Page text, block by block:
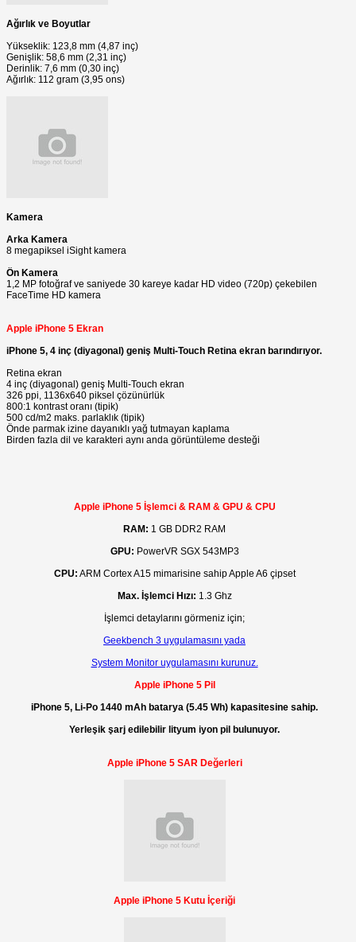
Ağırlık ve Boyutlar
Yükseklik: 123,8 mm (4,87 inç)
Genişlik: 58,6 mm (2,31 inç)
Derinlik: 7,6 mm (0,30 inç)
Ağırlık: 112 gram (3,95 ons)
Kamera
Arka Kamera
8 megapiksel iSight kamera
Ön Kamera
1,2 MP fotoğraf ve saniyede 30 kareye kadar HD video (720p) çekebilen
FaceTime HD kamera
Apple iPhone 5 Ekran
iPhone 5, 4 inç (diyagonal) geniş Multi-Touch Retina ekran barındırıyor.
Retina ekran
4 inç (diyagonal) geniş Multi-Touch ekran
326 ppi, 1136x640 piksel çözünürlük
800:1 kontrast oranı (tipik)
500 cd/m2 maks. parlaklık (tipik)
Önde parmak izine dayanıklı yağ tutmayan kaplama
Birden fazla dil ve karakteri aynı anda görüntüleme desteği
Apple iPhone 5 İşlemci & RAM & GPU & CPU
RAM: 1 GB DDR2 RAM
GPU: PowerVR SGX 543MP3
CPU: ARM Cortex A15 mimarisine sahip Apple A6 çipset
Max. İşlemci Hızı: 1.3 Ghz
İşlemci detaylarını görmeniz için;
Geekbench 3 uygulamasını yada
System Monitor uygulamasını kurunuz.
Apple iPhone 5 Pil
iPhone 5, Li-Po 1440 mAh batarya (5.45 Wh) kapasitesine sahip.
Yerleşik şarj edilebilir lityum iyon pil bulunuyor.
Apple iPhone 5 SAR Değerleri
Apple iPhone 5 Kutu İçeriği